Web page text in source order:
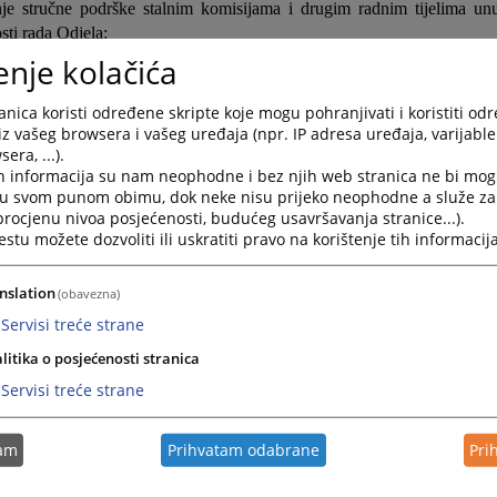
stručne podrške stalnim komisijama i drugim radnim tijelima
rada Odjela;
stručne, tehničke i administrativne podrške u vezi sa svim
funkcija u skladu s propisanim postupcima;
prijavnih materijala kandidata potrebnih za postupke
u pravosudnoj službi;
evidencija o statusu osoba imenovanih na poziciju sudija, tužilaca i
službene evidencije u vezi s pokrenutim sudskim postupcima
prakse u vezi s tim;
podrške u pripremi nacrta odgovora u sporovima pokrenutim
funkcija;
registra ličnih dosijea sudija i tužilaca potrebnih za postupke
u pravosudnoj službi;
ažuriranje i upravljanje podacima u postojećim bazama
za IKT, učestvovanje u analizi i osmišljavanju aplikativnih
procesa neophodnih za podršku radu Odjela;
u postupcima srednjoročnog planiranja, godišnjeg
kolačića
koristi određene skripte koje mogu pohranjivati i koristiti
vašeg browsera i vašeg uređaja (npr. IP adresa uređaja,
...).
informacija su nam neophodne i bez njih web stranica ne bi
svom punom obimu, dok neke nisu prijeko neophodne a služe
nivoa posjećenosti, budućeg usavršavanja stranice...).
možete dozvoliti ili uskratiti pravo na korištenje tih
(obavezna)
Servisi treće strane
o posjećenosti stranica
Servisi treće strane
Prihvatam odabrane